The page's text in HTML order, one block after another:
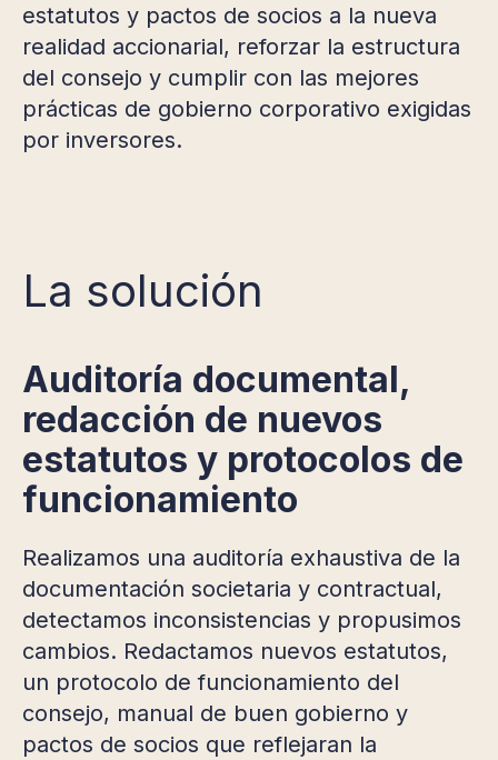
estatutos y pactos de socios a la nueva
realidad accionarial, reforzar la estructura
del consejo y cumplir con las mejores
prácticas de gobierno corporativo exigidas
por inversores.
La solución
Auditoría documental,
redacción de nuevos
estatutos y protocolos de
funcionamiento
Realizamos una auditoría exhaustiva de la
documentación societaria y contractual,
detectamos inconsistencias y propusimos
cambios. Redactamos nuevos estatutos,
un protocolo de funcionamiento del
consejo, manual de buen gobierno y
pactos de socios que reflejaran la